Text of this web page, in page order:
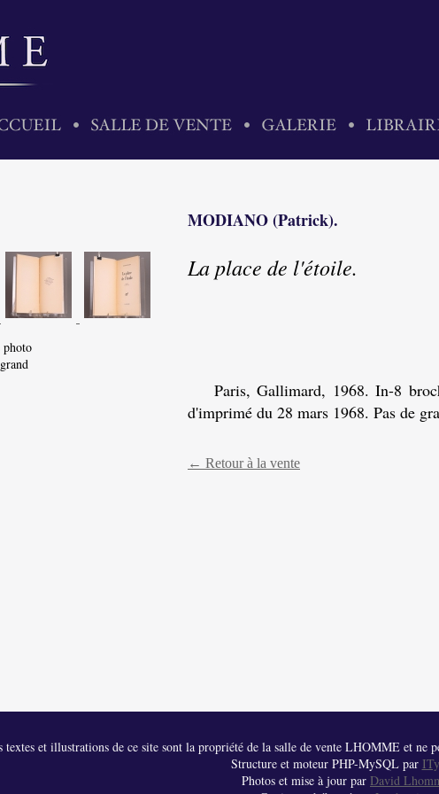
photo
MODIANO (Patrick).
La place de l'étoile.
Paris, Gallimard, 1968. In-8
d'imprimé du 28 mars 1968. Pas de
← Retour à la vente
textes et illustrations de ce site sont la propriété de la salle de vente LHOMME et ne
Structure et moteur PHP-MySQL par
Photos et mise à jour par David